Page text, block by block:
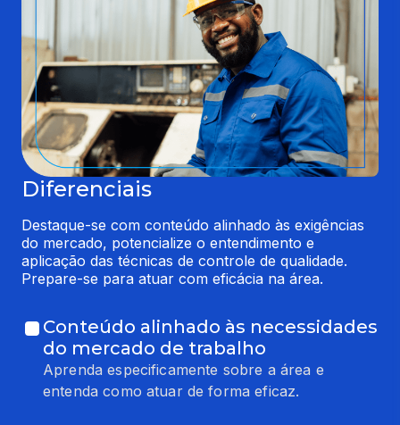
Diferenciais
Destaque-se com conteúdo alinhado às exigências
do mercado, potencialize o entendimento e
aplicação das técnicas de controle de qualidade.
Prepare-se para atuar com eficácia na área.
Conteúdo alinhado às necessidades
do mercado de trabalho
Aprenda especificamente sobre a área e
entenda como atuar de forma eficaz.